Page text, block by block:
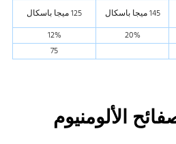
145 ميجا باسكال
125 ميجا باسكال
20%
12%
75
الألومنيوم